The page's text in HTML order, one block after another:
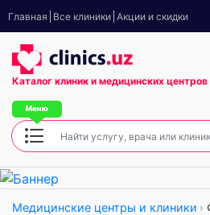
Главная Все клиники Акции и скидки
Каталог клиник и медицинских центров
Медицинские центры и клиники